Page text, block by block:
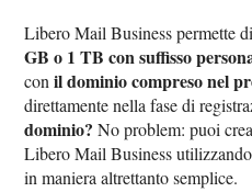
Libero Mail Business permette
GB o 1 TB con suffisso
conil dominio compreso nel
direttamente nella fase di
dominio? No problem: puoi
Libero Mail Business
in maniera altrettanto semplice.